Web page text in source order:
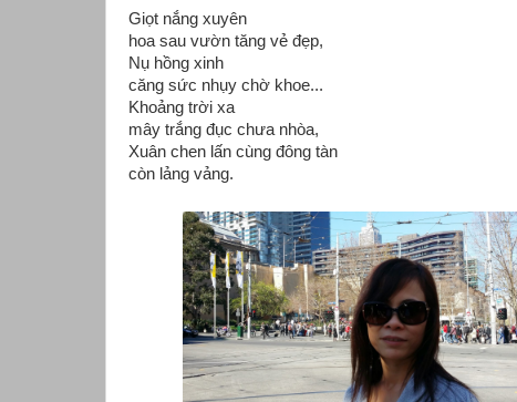
Giọt nắng xuyên
hoa sau vườn tăng vẻ đẹp,
Nụ hồng xinh
căng sức nhụy chờ khoe...
Khoảng trời xa
mây trắng đục chưa nhòa,
Xuân chen lấn cùng đông tàn
còn lảng vảng.